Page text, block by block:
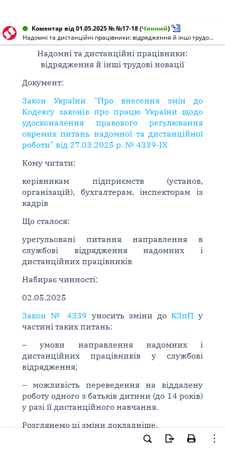
Коментар від 01.05.2025 № №17-18(Чинний)
Надомні та дистанційні працівники: відрядження й інші трудові новації
Надомні та дистанційні працівники:
відрядження й інші трудові новації
Документ:
Закон України "Про внесення змін до
Кодексу законів про працю України щодо
удосконалення правового регулювання
окремих питань надомної та дистанційної
роботи" від 27.03.2025 р. № 4339-IX
Кому читати:
керівникам підприємств (установ,
організацій), бухгалтерам, інспекторам із
кадрів
Що сталося:
урегульовані питання направлення в
службові відрядження надомних і
дистанційних працівників
Набирає чинності:
02.05.2025
Закон № 4339 уносить зміни доКЗпП у
частині таких питань:
– умови направлення надомних і
дистанційних працівників у службові
відрядження;
– можливість переведення на віддалену
роботу одного з батьків дитини (до 14 років)
у разі її дистанційного навчання.
Розглянемо ці зміни докладніше.
Службові відрядження надомних і